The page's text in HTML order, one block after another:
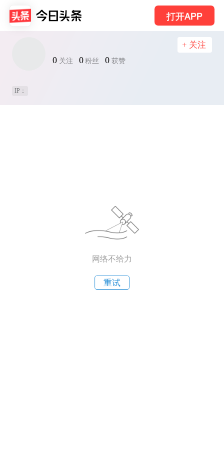
打开APP
0 关注 0 粉丝 0 获赞
+ 关注
IP：
网络不给力
重试